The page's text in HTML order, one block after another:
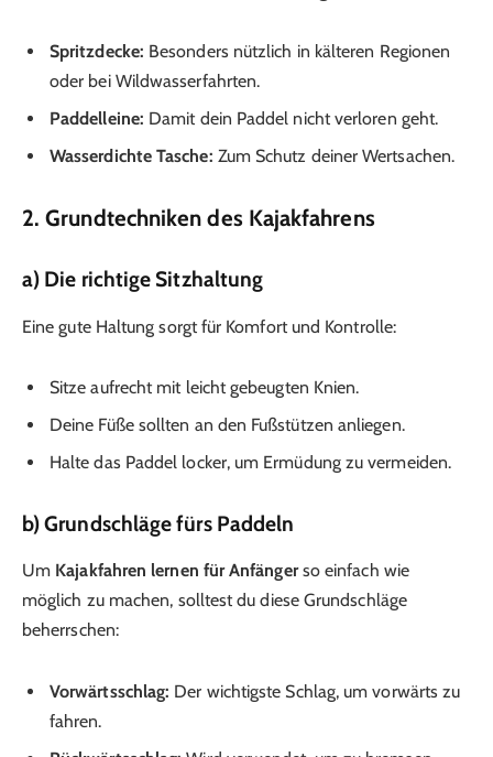
Spritzdecke: Besonders nützlich in kälteren Regionen
oder bei Wildwasserfahrten.
Paddelleine: Damit dein Paddel nicht verloren geht.
Wasserdichte Tasche: Zum Schutz deiner Wertsachen.
2. Grundtechniken des Kajakfahrens
a) Die richtige Sitzhaltung
Eine gute Haltung sorgt für Komfort und Kontrolle:
Sitze aufrecht mit leicht gebeugten Knien.
Deine Füße sollten an den Fußstützen anliegen.
Halte das Paddel locker, um Ermüdung zu vermeiden.
b) Grundschläge fürs Paddeln
Um Kajakfahren lernen für Anfängerso einfach wie
möglich zu machen, solltest du diese Grundschläge
beherrschen:
Vorwärtsschlag: Der wichtigste Schlag, um vorwärts zu
fahren.